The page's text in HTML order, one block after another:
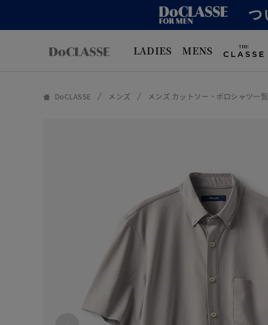
LADIES MENS
DoCLASSE メンズ メンズ カットソー・ポロシャツ一覧